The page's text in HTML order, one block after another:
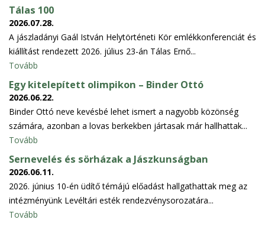
Tálas 100
2026.07.28.
A jászladányi Gaál István Helytörténeti Kör emlékkonferenciát és
kiállítást rendezett 2026. július 23-án Tálas Ernő...
Tovább
Egy kitelepített olimpikon – Binder Ottó
2026.06.22.
Binder Ottó neve kevésbé lehet ismert a nagyobb közönség
számára, azonban a lovas berkekben jártasak már hallhattak...
Tovább
Sernevelés és sörházak a Jászkunságban
2026.06.11.
2026. június 10-én üdítő témájú előadást hallgathattak meg az
intézményünk Levéltári esték rendezvénysorozatára...
Tovább